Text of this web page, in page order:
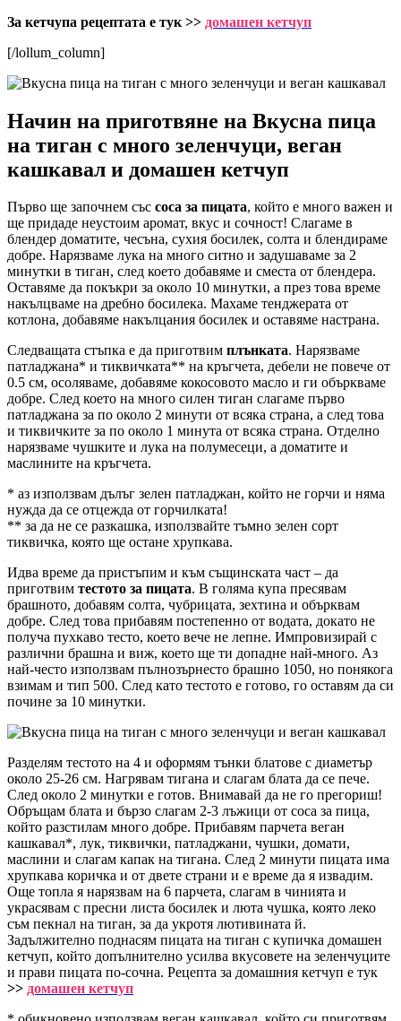
За кетчупа рецептата е тук >> домашен кетчуп
[/lollum_column]
Начин на приготвяне на Вкусна пица
на тиган с много зеленчуци, веган
кашкавал и домашен кетчуп
Първо ще започнем със соса за пицата, който е много важен и
ще придаде неустоим аромат, вкус и сочност! Слагаме в
блендер доматите, чесъна, сухия босилек, солта и блендираме
добре. Нарязваме лука на много ситно и задушаваме за 2
минутки в тиган, след което добавяме и сместа от блендера.
Оставяме да покъкри за около 10 минутки, а през това време
накълцваме на дребно босилека. Махаме тенджерата от
котлона, добавяме накълцания босилек и оставяме настрана.
Следващата стъпка е да приготвим плънката. Нарязваме
патладжана* и тиквичката** на кръгчета, дебели не повече от
0.5 см, осоляваме, добавяме кокосовото масло и ги объркваме
добре. След което на много силен тиган слагаме първо
патладжана за по около 2 минути от всяка страна, а след това
и тиквичките за по около 1 минута от всяка страна. Отделно
нарязваме чушките и лука на полумесеци, а доматите и
маслините на кръгчета.
* аз използвам дълъг зелен патладжан, който не горчи и няма
нужда да се отцежда от горчилката!
** за да не се разкашка, използвайте тъмно зелен сорт
тиквичка, която ще остане хрупкава.
Идва време да пристъпим и към същинската част – да
приготвим тестото за пицата. В голяма купа пресявам
брашното, добавям солта, чубрицата, зехтина и обърквам
добре. След това прибавям постепенно от водата, докато не
получа пухкаво тесто, което вече не лепне. Импровизирай с
различни брашна и виж, което ще ти допадне най-много. Аз
най-често използвам пълнозърнесто брашно 1050, но понякога
взимам и тип 500. След като тестото е готово, го оставям да си
почине за 10 минутки.
Разделям тестото на 4 и оформям тънки блатове с диаметър
около 25-26 см. Нагрявам тигана и слагам блата да се пече.
След около 2 минутки е готов. Внимавай да не го прегориш!
Обръщам блата и бързо слагам 2-3 лъжици от соса за пица,
който разстилам много добре. Прибавям парчета веган
кашкавал*, лук, тиквички, патладжани, чушки, домати,
маслини и слагам капак на тигана. След 2 минути пицата има
хрупкава коричка и от двете страни и е време да я извадим.
Още топла я нарязвам на 6 парчета, слагам в чинията и
украсявам с пресни листа босилек и люта чушка, която леко
съм пекнал на тиган, за да укротя лютивината й.
Задължително поднасям пицата на тиган с купичка домашен
кетчуп, който допълнително усилва вкусовете на зеленчуците
и прави пицата по-сочна. Рецепта за домашния кетчуп е тук
>> домашен кетчуп